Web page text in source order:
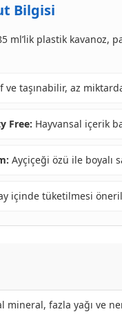
Bilgisi
ml’lik plastik kavanoz,
ve taşınabilir, az
Free: Hayvansal içerik
Ayçiçeği özü ile boyalı
içinde tüketilmesi
mineral, fazla yağı ve